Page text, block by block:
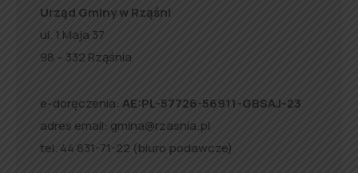
Urząd Gminy w Rząśni
ul. 1 Maja 37
98 – 332 Rząśnia
e-doręczenia: AE:PL-57726-56911-GBSAJ-23
adres email: gmina@rzasnia.pl
tel. 44 631-71-22 (biuro podawcze)